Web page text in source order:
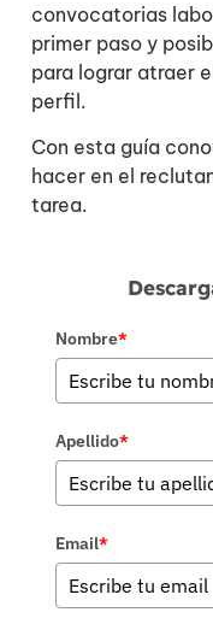
convocatorias
primer paso y
para lograr atraer
perfil.
Con esta guía
hacer en el
tarea.
Nombre*
Apellido*
Email*